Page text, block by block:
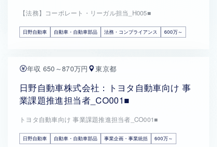
【法務】コーポレート・リーガル担当_H005■
日野自動車 自動車・自動車部品 法務・コンプライアンス 600万～
年収 650～870万円 東京都
日野自動車株式会社：トヨタ自動車向け 事
業課題推進担当者_CO001■
トヨタ自動車向け 事業課題推進担当者_CO001■
日野自動車 自動車・自動車部品 事業企画・事業統括 600万～